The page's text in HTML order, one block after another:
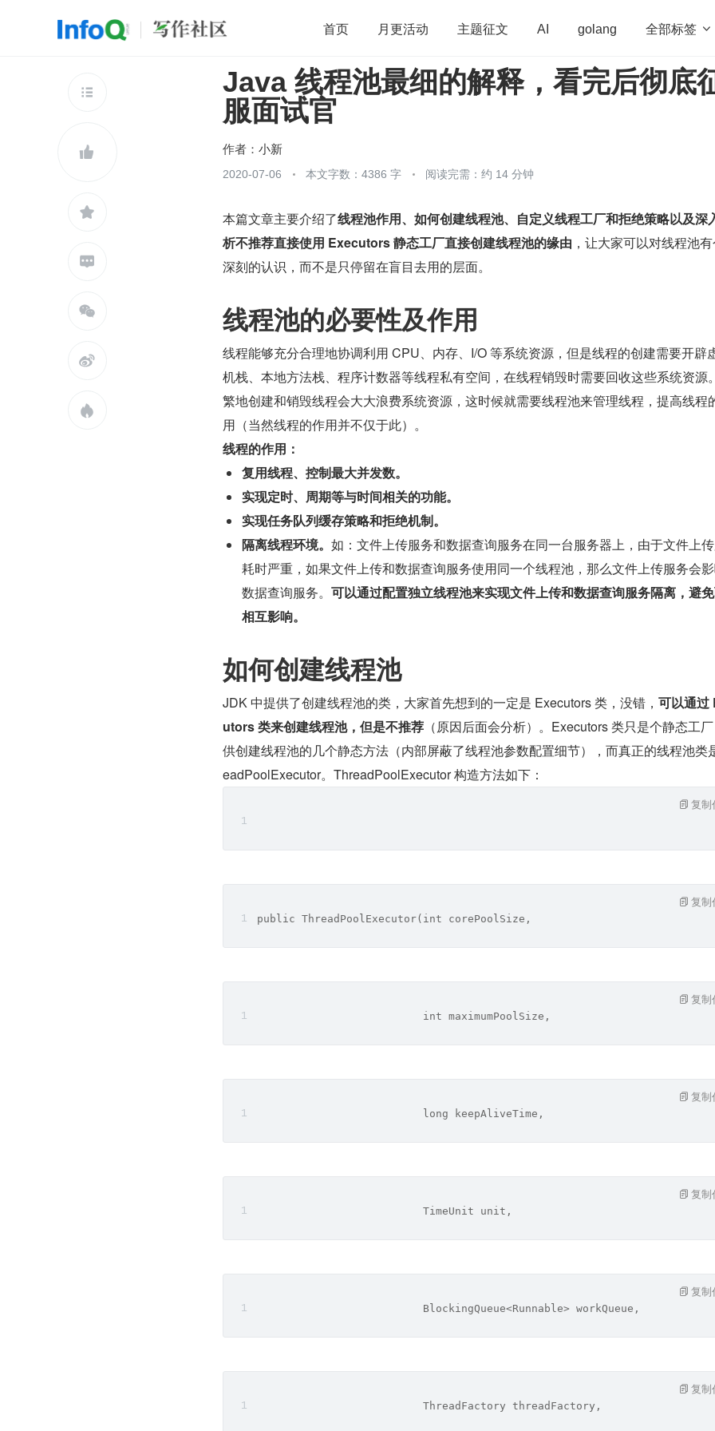
首页 月更活动 主题征文 AI golang 全部标签 
开源 架构 OpenHarmony 算法 学习方法 Web3.0 高
团队管理
查看更多







Java 线程池最细的解释，看完后彻底
服面试官
作者： 小新
2020-07-06 本文字数：4386 字 阅读完需：约 14 分钟
本篇文章主要介绍了线程池作用、如何创建线程池、自定义线程工厂和拒绝策略以及深
析不推荐直接使用 Executors 静态工厂直接创建线程池的缘由 ，让大家可以对线程池
深刻的认识，而不是只停留在盲目去用的层面。
线程池的必要性及作用
线程能够充分合理地协调利用 CPU、内存、I/O 等系统资源，但是线程的创建需要开辟
机栈、本地方法栈、程序计数器等线程私有空间，在线程销毁时需要回收这些系统资源
繁地创建和销毁线程会大大浪费系统资源，这时候就需要线程池来管理线程，提高线程
用（当然线程的作用并不仅于此）。
线程的作用：
复用线程、控制最大并发数。
实现定时、周期等与时间相关的功能。
实现任务队列缓存策略和拒绝机制。
隔离线程环境。 如：文件上传服务和数据查询服务在同一台服务器上，由于文件上
耗时严重，如果文件上传和数据查询服务使用同一个线程池，那么文件上传服务会
数据查询服务。 可以通过配置独立线程池来实现文件上传和数据查询服务隔离，避
相互影响。
如何创建线程池
JDK 中提供了创建线程池的类，大家首先想到的一定是 Executors 类，没错， 可以通过
utors 类来创建线程池，但是不推荐 （原因后面会分析）。Executors 类只是个静态工
供创建线程池的几个静态方法（内部屏蔽了线程池参数配置细节），而真正的线程池类
eadPoolExecutor。ThreadPoolExecutor 构造方法如下：
复制
public ThreadPoolExecutor(int corePoolSize,
复制
                          int maximumPoolSize,
复制
                          long keepAliveTime,
复制
                          TimeUnit unit,
复制
                          BlockingQueue<Runnable> workQueue,
复制
                          ThreadFactory threadFactory,
复制